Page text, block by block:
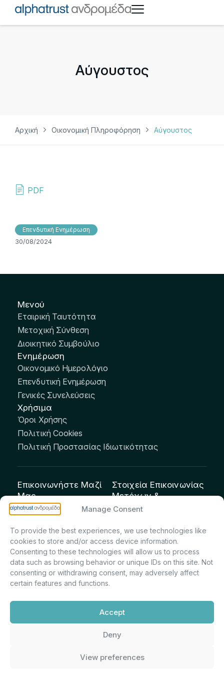
Manage Consent
To provide the best experiences, we use technologies like
cookies to store and/or access device information.
Consenting to these technologies will allow us to process
data such as browsing behavior or unique IDs on this site. Not
consenting or withdrawing consent, may adversely affect
certain features and functions.
Accept
Deny
View preferences
Aύγουστος
Αρχική Οικονομική Πληροφόρηση Aύγουστος
PDF
Επενδυτική Ενημέρωση
30/08/2024
Μενού
Εταιρική Ταυτότητα
Μετοχική Σύνθεση
Διοικητικό Συμβούλιο
Ενημέρωση
Οικονομικό Ημερολόγιο
Επενδυτική Ενημέρωση
Γενικές Συνελεύσεις
Χρήσιμα
Όροι Χρήσης
Πολιτική Cookies
Πολιτική Προστασίας Ιδιωτικότητας
Επικοινωνήστε Μαζί
Μας
info@andromeda.eu
Οδός Αριστείδου 1,
Κηφισιά Τ.Κ. 14561
Στοιχεία Επικοινωνίας
Μετόχων &
Επενδυτών:
Πρίντσιου – Corporate
Secretary & Investor
Relations – Τμήμα
Μετοχολογίου –
Ανακοινώσεων
m.printsiou@andromeda.eu